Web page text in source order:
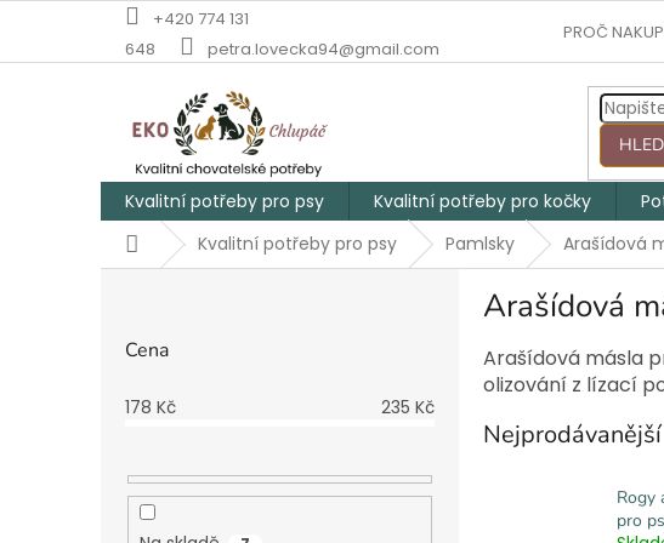
obsah
+420 774 131
648
petra.lovecka94@gmail.com
PROČ
Kvalitní potřeby pro psy Kvalitní potřeby pro kočky
DomůKvalitní potřeby pro psy Pamlsky Arašídová
Cena
178 Kč 235 Kč
Arašídová
Arašídová másla
olizování z lízací
Nejprodávanější
Rogy
pro